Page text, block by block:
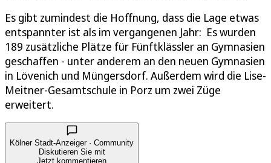
Es gibt zumindest die Hoffnung, dass die Lage etwas
entspannter ist als im vergangenen Jahr: Es wurden
189 zusätzliche Plätze für Fünftklässler an Gymnasien
geschaffen - unter anderem an den neuen Gymnasien
in Lövenich und Müngersdorf. Außerdem wird die Lise-
Meitner-Gesamtschule in Porz um zwei Züge
erweitert.
Kölner Stadt-Anzeiger · Community
Diskutieren Sie mit
Jetzt kommentieren